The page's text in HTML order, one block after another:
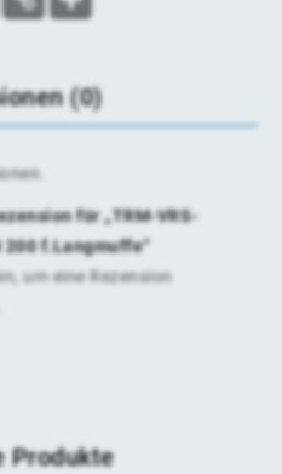
(0)
für „TRM-VRS-
f.Langmuffe“
um eine Rezension
Produkte